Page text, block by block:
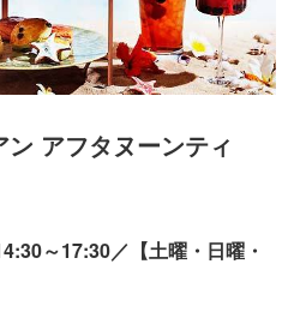
ン アフタヌーンティ
～17:30／【土曜・日曜・